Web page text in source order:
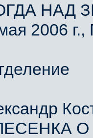
НАД
2006 г.,